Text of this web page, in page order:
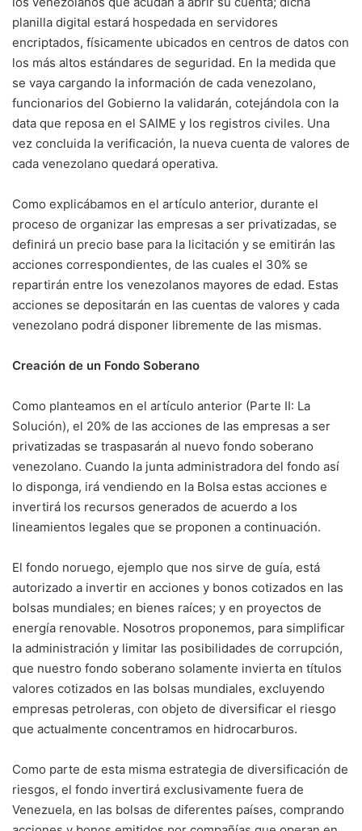
planilla digital estará hospedada en servidores
encriptados, físicamente ubicados en centros de datos con
los más altos estándares de seguridad. En la medida que
se vaya cargando la información de cada venezolano,
funcionarios del Gobierno la validarán, cotejándola con la
data que reposa en el SAIME y los registros civiles. Una
vez concluida la verificación, la nueva cuenta de valores de
cada venezolano quedará operativa.
Como explicábamos en el artículo anterior, durante el
proceso de organizar las empresas a ser privatizadas, se
definirá un precio base para la licitación y se emitirán las
acciones correspondientes, de las cuales el 30% se
repartirán entre los venezolanos mayores de edad. Estas
acciones se depositarán en las cuentas de valores y cada
venezolano podrá disponer libremente de las mismas.
Creación de un Fondo Soberano
Como planteamos en el artículo anterior (Parte II: La
Solución), el 20% de las acciones de las empresas a ser
privatizadas se traspasarán al nuevo fondo soberano
venezolano. Cuando la junta administradora del fondo así
lo disponga, irá vendiendo en la Bolsa estas acciones e
invertirá los recursos generados de acuerdo a los
lineamientos legales que se proponen a continuación.
El fondo noruego, ejemplo que nos sirve de guía, está
autorizado a invertir en acciones y bonos cotizados en las
bolsas mundiales; en bienes raíces; y en proyectos de
energía renovable. Nosotros proponemos, para simplificar
la administración y limitar las posibilidades de corrupción,
que nuestro fondo soberano solamente invierta en títulos
valores cotizados en las bolsas mundiales, excluyendo
empresas petroleras, con objeto de diversificar el riesgo
que actualmente concentramos en hidrocarburos.
Como parte de esta misma estrategia de diversificación de
riesgos, el fondo invertirá exclusivamente fuera de
Venezuela, en las bolsas de diferentes países, comprando